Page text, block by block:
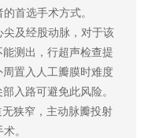
首选手术方式。
及经股动脉，对于该
测出，行超声检查提
置入人工瓣膜时难度
入路可避免此风险。
狭窄，主动脉瓣投射
。